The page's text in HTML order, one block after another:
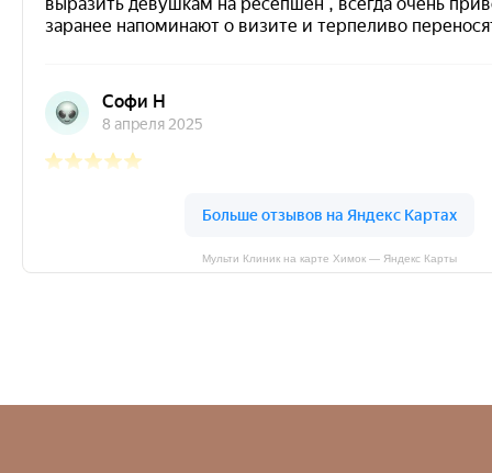
Мульти Клиник на карте Химок — Яндекс Карты